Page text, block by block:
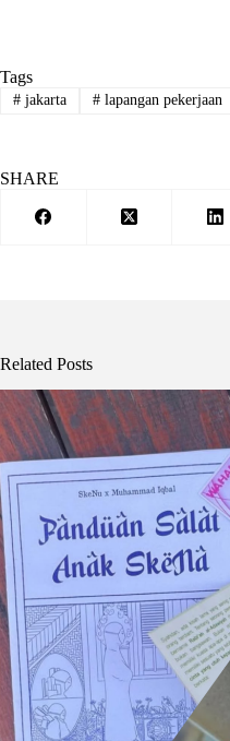
Tags
#jakarta #lapangan pekerjaan
SHARE
Related Posts